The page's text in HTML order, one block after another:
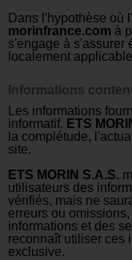
Dans l'hypothèse où
morinfrance.com à
s'engage à s'assurer
localement
Informations
Les informations
informatif. ETS
la complétude,
site.
ETS MORIN S.A.S.
utilisateurs des
vérifiés, mais ne
erreurs ou
informations et des
reconnaît utiliser ces
exclusive.